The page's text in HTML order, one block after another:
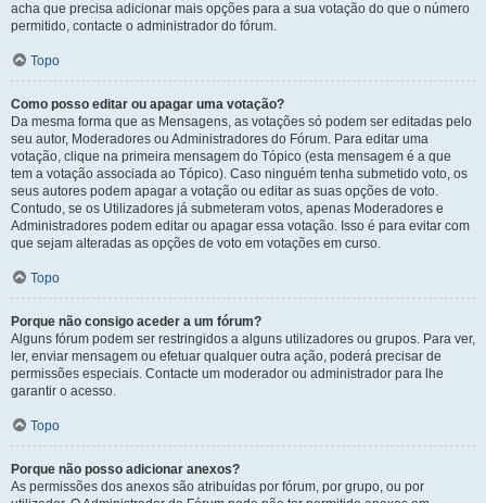
acha que precisa adicionar mais opções para a sua votação do que o número
permitido, contacte o administrador do fórum.
Topo
Como posso editar ou apagar uma votação?
Da mesma forma que as Mensagens, as votações só podem ser editadas pelo
seu autor, Moderadores ou Administradores do Fórum. Para editar uma
votação, clique na primeira mensagem do Tópico (esta mensagem é a que
tem a votação associada ao Tópico). Caso ninguém tenha submetido voto, os
seus autores podem apagar a votação ou editar as suas opções de voto.
Contudo, se os Utilizadores já submeteram votos, apenas Moderadores e
Administradores podem editar ou apagar essa votação. Isso é para evitar com
que sejam alteradas as opções de voto em votações em curso.
Topo
Porque não consigo aceder a um fórum?
Alguns fórum podem ser restringidos a alguns utilizadores ou grupos. Para ver,
ler, enviar mensagem ou efetuar qualquer outra ação, poderá precisar de
permissões especiais. Contacte um moderador ou administrador para lhe
garantir o acesso.
Topo
Porque não posso adicionar anexos?
As permissões dos anexos são atribuídas por fórum, por grupo, ou por